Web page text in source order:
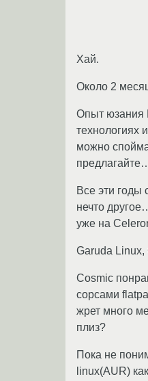
Хай.
Около 2
Опыт юзания
технологиях
можно
Все эти годы
нечто
уже на
Garuda
Cosmic
сорсами
жрет много
плиз?
Пока не
linux(AUR)